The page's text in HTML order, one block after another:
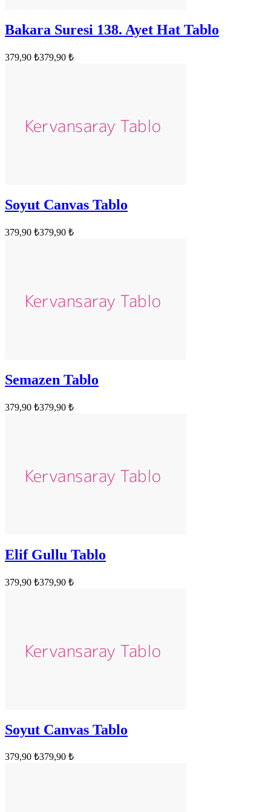
Bakara Suresi 138. Ayet Hat Tablo
379,90 ₺379,90 ₺
Soyut Canvas Tablo
379,90 ₺379,90 ₺
Semazen Tablo
379,90 ₺379,90 ₺
Elif Gullu Tablo
379,90 ₺379,90 ₺
Soyut Canvas Tablo
379,90 ₺379,90 ₺